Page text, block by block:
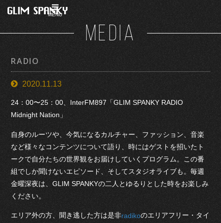
MENU
MEDIA
RADIO
2020.11.13
24：00〜25：00、InterFM897「GLIM SPANKY RADIO
Midnight Nation」
自身のルーツや、今気になるカルチャー、ファッション、音楽
など様々なコンテンツについて語り、時にはゲストを招いたト
ークで自分たちの世界観をお届けしていくプログラム。この番
組でしか聞けないエピソード、そしてスタジオライブも。毎週
金曜深夜は、GLIM SPANKYの二人とゆるりとした時をお楽しみ
ください。
エリア外の方、聞き逃した方は是非radikoのエリアフリー・タイ